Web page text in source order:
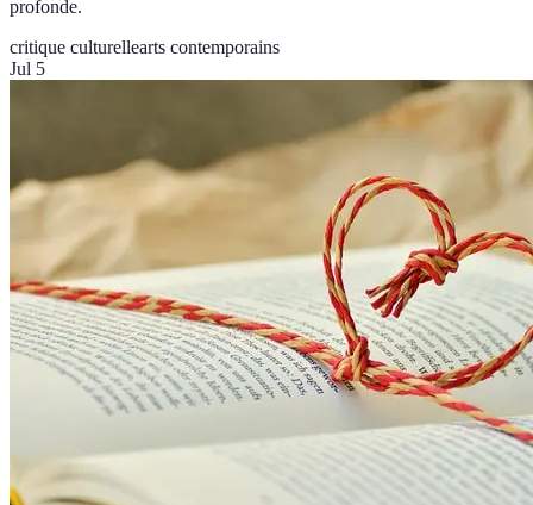
profonde.
critique culturellearts contemporains
Jul 5